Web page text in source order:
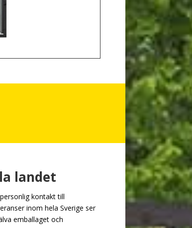
landet
kontakt till
inom hela Sverige ser
emballaget och